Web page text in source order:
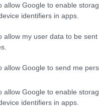
allow Google to enable
identifiers in apps.
allow my user data to be
allow Google to send me
allow Google to enable
identifiers in apps.
Η ανατροπή
έδαφος